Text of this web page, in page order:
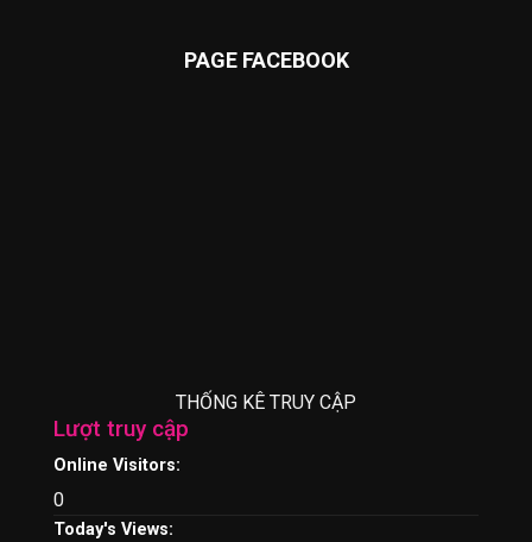
PAGE FACEBOOK
THỐNG KÊ TRUY CẬP
Lượt truy cập
Online Visitors:
0
Today's Views: